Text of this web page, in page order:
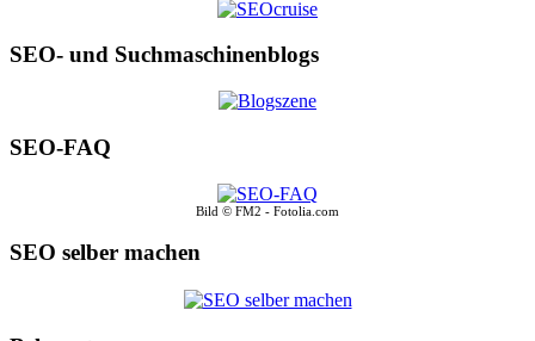
SEO- und Suchmaschinenblogs
SEO-FAQ
Bild © FM2 - Fotolia.com
SEO selber machen